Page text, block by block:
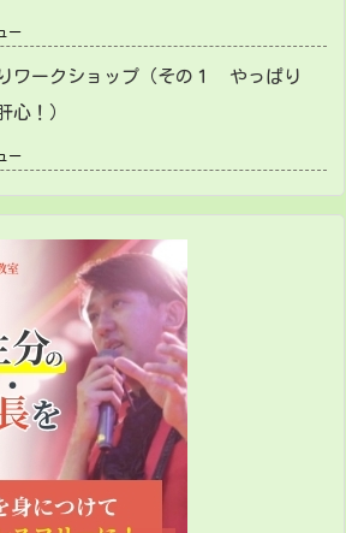
ー
ワークショップ（その１ やっぱり
心！）
ー